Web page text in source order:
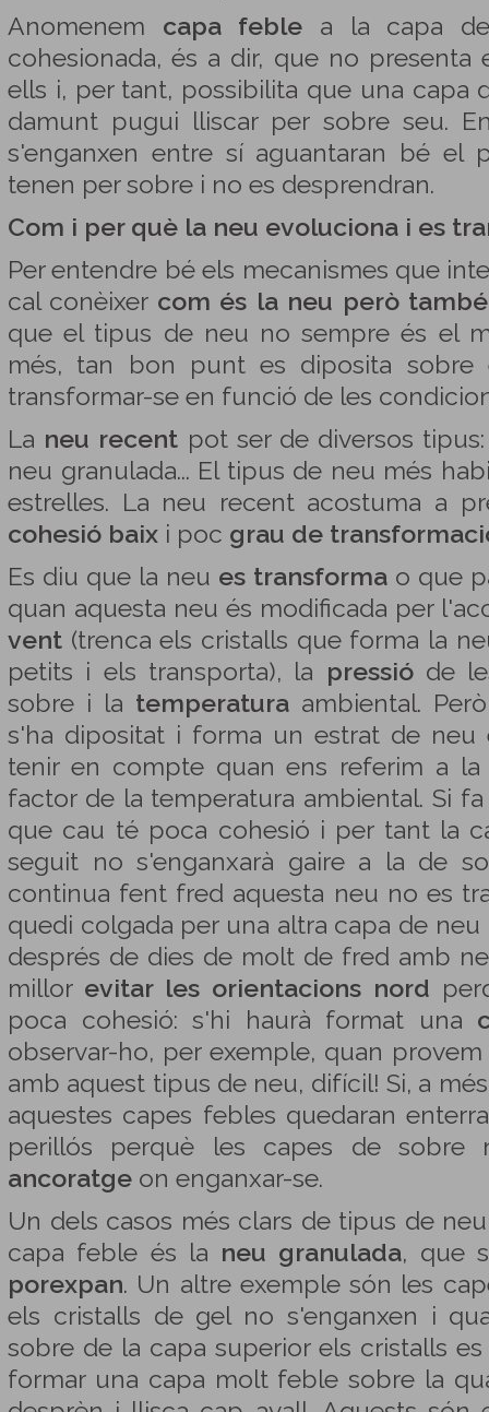
Anomenem capa feble a la capa
cohesionada, és a dir, que no presenta
ells i, per tant, possibilita que una capa
damunt pugui lliscar per sobre seu.
s'enganxen entre sí aguantaran bé el
tenen per sobre i no es desprendran.
Com i per què la neu evoluciona i es
Per entendre bé els mecanismes que
cal conèixer com és la neu però
que el tipus de neu no sempre és el
més, tan bon punt es diposita sobre
transformar-se en funció de les
La neu recent pot ser de diversos
neu granulada... El tipus de neu més
estrelles. La neu recent acostuma a
cohesió baix i poc grau de
Es diu que la neu es transformao que
quan aquesta neu és modificada per
vent (trenca els cristalls que forma la
petits i els transporta), la pressióde
sobre i la temperatura ambiental.
s'ha dipositat i forma un estrat de
tenir en compte quan ens referim a
factor de la temperatura ambiental. Si
que cau té poca cohesió i per tant la
seguit no s'enganxarà gaire a la de
continua fent fred aquesta neu no es
quedi colgada per una altra capa de neu
després de dies de molt de fred amb
millor evitar les orientacions nord
poca cohesió: s'hi haurà format una
observar-ho, per exemple, quan
amb aquest tipus de neu, difícil! Si, a
aquestes capes febles quedaran
perillós perquè les capes de
ancoratge on enganxar-se.
Un dels casos més clars de tipus de
capa feble és la neu granulada, que
porexpan. Un altre exemple són les
els cristalls de gel no s'enganxen i
sobre de la capa superior els cristalls
formar una capa molt feble sobre la